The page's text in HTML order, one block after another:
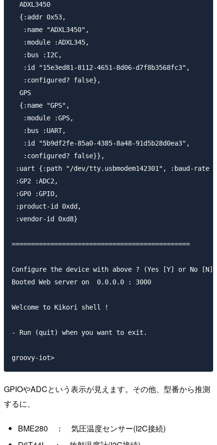
  ADXL3450
  {:addr 0x53,
   :name "ADXL3450",
   :module :ADXL345,
   :bus :I2C,
   :id "15e3ed81-8112-4651-8d06-d7f8b3568fc3",
   :configured? false},
  GPS
  {:name "GPS",
   :module :GPS,
   :bus :UART,
   :id "5b9df2fe-85a0-4385-8a48-91d5b28d0ea3",
   :configured? false}},
:uart {:path "/dev/tty.usbmodem142301", :baud-rate
:GP2 :ADC2,
:GP0 :GPIO,
:product-id 0xdd,
:vendor-id 0xd8}
==============================================
Configure the device with above ? (Yes [Y] or No
Booted Web server on  0.0.0.0 : 3000
Welcome to Kikori shell !
- Run (quit) when you want to exit.
GPIOやADCという表示が見えます。その他、型番から推測
するに、
BME280 ： 気圧温度センサー(I2C接続)